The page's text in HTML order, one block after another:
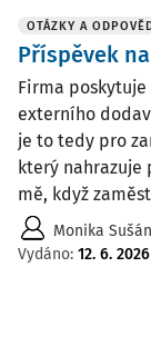
OTÁZKY A
Příspěvek
Firma
externího
je to tedy pro
který nahrazuje
mě, když
Monika
Vydáno: 12. 6. 2026